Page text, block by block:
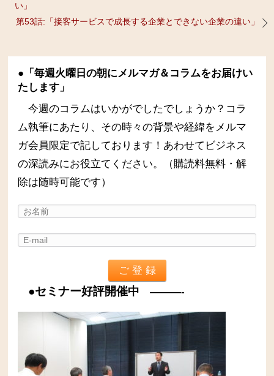
い」
第53話:「接客サービスで成長する企業とできない企業の違い」
●「毎週火曜日の朝にメルマガ＆コラムをお届けい
たします」
今週のコラムはいかがでしたでしょうか？コラ
ム執筆にあたり、その時々の背景や経緯をメルマ
ガ会員限定で記しております！あわせてビジネス
の深読みにお役立てください。（購読料無料・解
除は随時可能です）
●セミナー好評開催中 ———-